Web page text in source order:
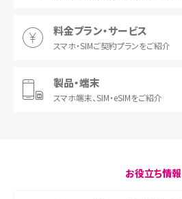
料金プラン・サービス
スマホ・SIMご契約プランをご紹介
製品・端末
スマホ端末、SIM・eSIMをご紹介
お役立ち情報